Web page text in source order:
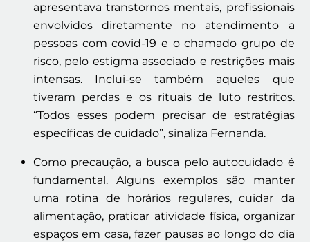
apresentava transtornos mentais, profissionais
envolvidos diretamente no atendimento a
pessoas com covid-19 e o chamado grupo de
risco, pelo estigma associado e restrições mais
intensas. Inclui-se também aqueles que
tiveram perdas e os rituais de luto restritos.
“Todos esses podem precisar de estratégias
específicas de cuidado”, sinaliza Fernanda.
Como precaução, a busca pelo autocuidado é
fundamental. Alguns exemplos são manter
uma rotina de horários regulares, cuidar da
alimentação, praticar atividade física, organizar
espaços em casa, fazer pausas ao longo do dia